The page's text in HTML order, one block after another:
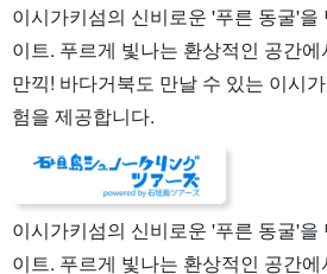
이시가키섬의 신비로운 '푸른 동굴'
이트. 푸르게 빛나는 환상적인 공간
만끽! 바다거북도 만날 수 있는 이시
험을 제공합니다.
이시가키섬의 신비로운 '푸른 동굴'
이트. 푸르게 빛나는 환상적인 공간